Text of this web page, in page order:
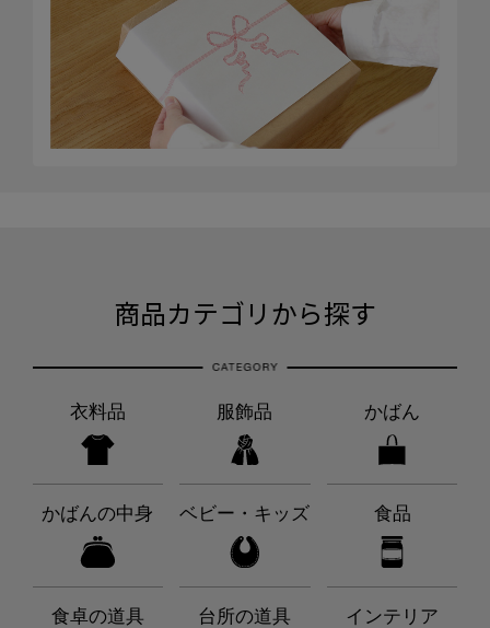
商品カテゴリから探す
衣料品 服飾品 かばん
かばんの中身 ベビー・キッズ 食品
食卓の道具 台所の道具 インテリア